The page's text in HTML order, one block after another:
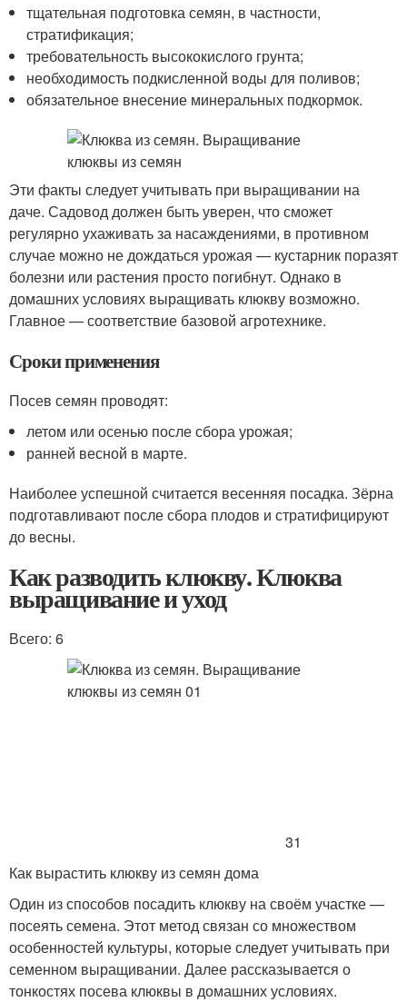
тщательная подготовка семян, в частности,
стратификация;
требовательность высококислого грунта;
необходимость подкисленной воды для поливов;
обязательное внесение минеральных подкормок.
Эти факты следует учитывать при выращивании на
даче. Садовод должен быть уверен, что сможет
регулярно ухаживать за насаждениями, в противном
случае можно не дождаться урожая — кустарник поразят
болезни или растения просто погибнут. Однако в
домашних условиях выращивать клюкву возможно.
Главное — соответствие базовой агротехнике.
Сроки применения
Посев семян проводят:
летом или осенью после сбора урожая;
ранней весной в марте.
Наиболее успешной считается весенняя посадка. Зёрна
подготавливают после сбора плодов и стратифицируют
до весны.
Как разводить клюкву. Клюква
выращивание и уход
Всего: 6
31
Как вырастить клюкву из семян дома
Один из способов посадить клюкву на своём участке —
посеять семена. Этот метод связан со множеством
особенностей культуры, которые следует учитывать при
семенном выращивании. Далее рассказывается о
тонкостях посева клюквы в домашних условиях.